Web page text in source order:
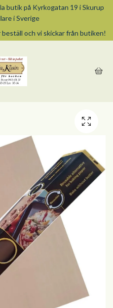
butik på Kyrkogatan 19 i Skurup
i Sverige
och vi skickar från butiken!